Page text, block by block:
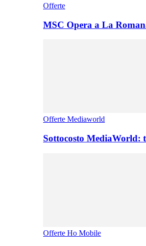
Offerte
MSC Opera a La
Offerte Mediaworld
Sottocosto MediaWorld:
Offerte Ho Mobile